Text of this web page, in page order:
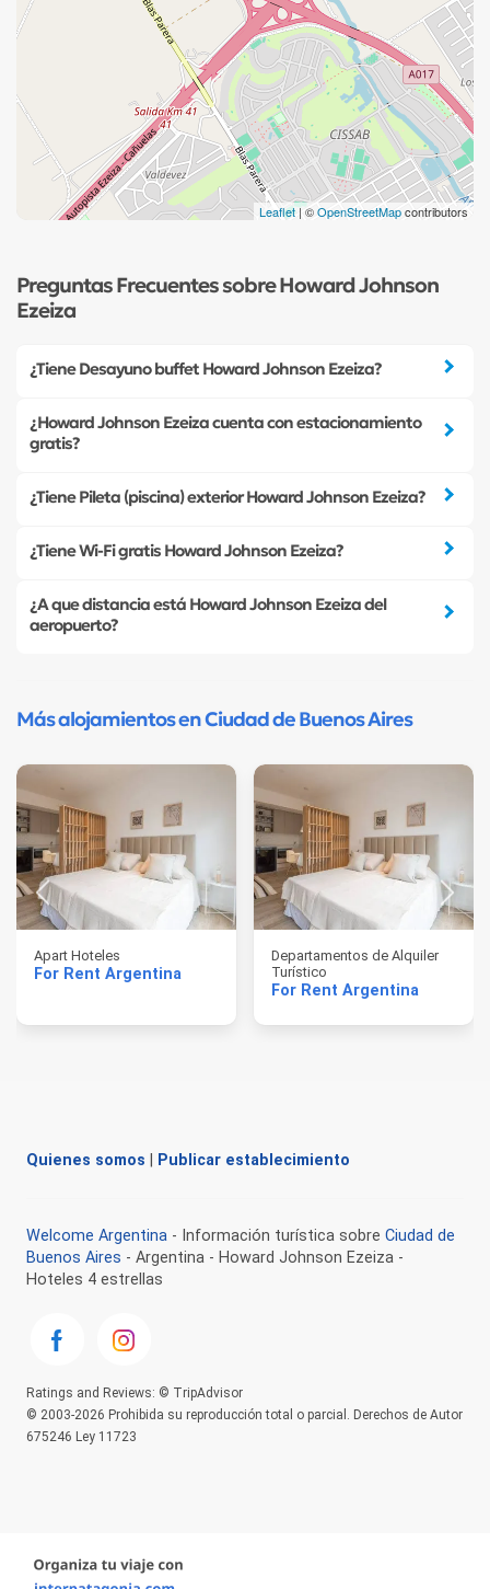
Leaflet| ©OpenStreetMapcontributors
Preguntas Frecuentes sobre Howard Johnson
Ezeiza
¿Tiene Desayuno buffet Howard Johnson Ezeiza?
¿Howard Johnson Ezeiza cuenta con estacionamiento
gratis?
¿Tiene Pileta (piscina) exterior Howard Johnson Ezeiza?
¿Tiene Wi-Fi gratis Howard Johnson Ezeiza?
¿A que distancia está Howard Johnson Ezeiza del
aeropuerto?
Más alojamientos en Ciudad de Buenos Aires
Apart Hoteles
For Rent Argentina
Departamentos de Alquiler
Turístico
For Rent Argentina
Quienes somos Publicar establecimiento
Welcome Argentina - Información turística sobre Ciudad de
Buenos Aires - Argentina - Howard Johnson Ezeiza -
Hoteles 4 estrellas
Ratings and Reviews: © TripAdvisor
© 2003-2026 Prohibida su reproducción total o parcial. Derechos de Autor
675246 Ley 11723